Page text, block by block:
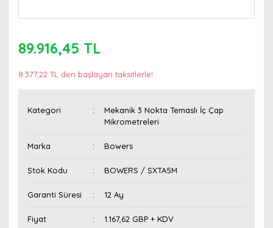
89.916,45 TL
8.377,22 TL den başlayan taksitlerle!
Kategori
Mekanik 3 Nokta Temaslı İç Çap
Mikrometreleri
Marka Bowers
Stok Kodu BOWERS / SXTA5M
Garanti Süresi 12 Ay
Fiyat 1.167,62 GBP + KDV